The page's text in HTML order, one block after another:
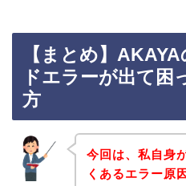
【まとめ】
ドエラーが出て困
方
今回は、私自身
くあるエラー原